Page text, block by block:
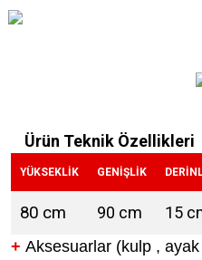
Ürün Teknik Özellikleri
YÜKSEKLİK GENİŞLİK
80 cm 90 cm 15
+ Aksesuarlar (kulp ,